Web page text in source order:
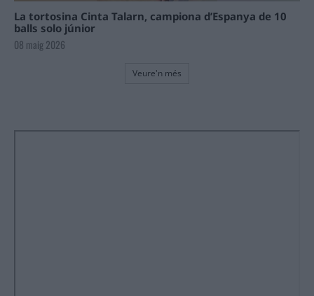
La tortosina Cinta Talarn, campiona d’Espanya de 10
balls solo júnior
08 maig 2026
Veure'n més